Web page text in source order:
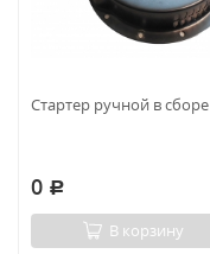
Стартер ручной в сборе
0 Р
В корзину